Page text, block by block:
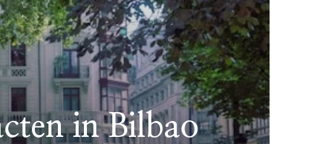
in Bilbao